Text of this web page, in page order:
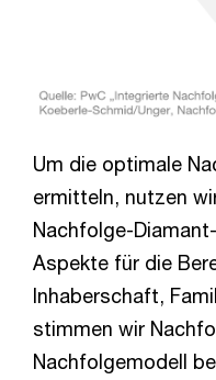
Um die optimale
ermitteln, nutzen
Nachfolge-
Aspekte für die
Inhaberschaft,
stimmen wir
Nachfolgemodell